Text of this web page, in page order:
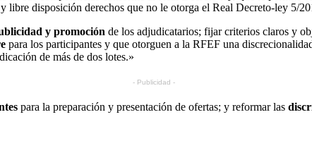
libre disposición derechos que no le otorga el Real Decreto-ley 5/
y promoción de los adjudicatarios; fijar criterios claros y
para los participantes y que otorguen a la RFEF una
de más de dos lotes.»
- Publicidad -
para la preparación y presentación de ofertas; y reformar las